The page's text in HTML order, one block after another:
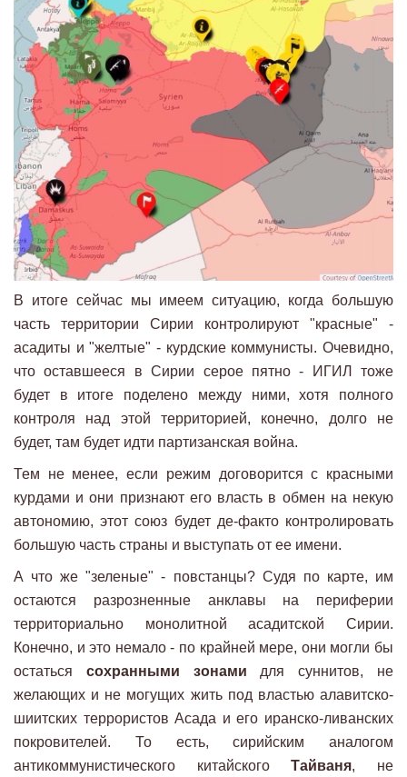
В итоге сейчас мы имеем ситуацию, когда большую
часть территории Сирии контролируют "красные" -
асадиты и "желтые" - курдские коммунисты. Очевидно,
что оставшееся в Сирии серое пятно - ИГИЛ тоже
будет в итоге поделено между ними, хотя полного
контроля над этой территорией, конечно, долго не
будет, там будет идти партизанская война.
Тем не менее, если режим договорится с красными
курдами и они признают его власть в обмен на некую
автономию, этот союз будет де-факто контролировать
большую часть страны и выступать от ее имени.
А что же "зеленые" - повстанцы? Судя по карте, им
остаются разрозненные анклавы на периферии
территориально монолитной асадитской Сирии.
Конечно, и это немало - по крайней мере, они могли бы
остаться сохранными зонами для суннитов, не
желающих и не могущих жить под властью алавитско-
шиитских террористов Асада и его иранско-ливанских
покровителей. То есть, сирийским аналогом
антикоммунистического китайскогоТайваня, не